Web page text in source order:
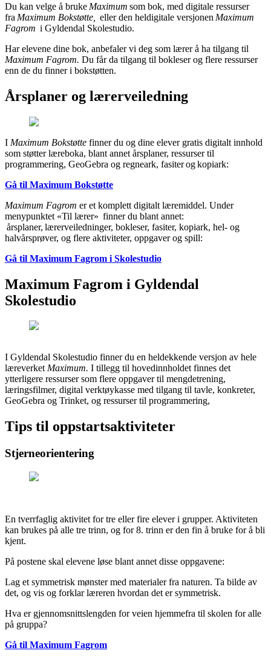
Du kan velge å bruke Maximum som bok, med digitale ressurser
fra Maximum Bokstøtte, eller den heldigitale versjonen Maximum
Fagrom i Gyldendal Skolestudio.
Har elevene dine bok, anbefaler vi deg som lærer å ha tilgang til
Maximum Fagrom. Du får da tilgang til bokleser og flere ressurser
enn de du finner i bokstøtten.
Årsplaner og lærerveiledning
I Maximum Bokstøtte finner du og dine elever gratis digitalt innhold
som støtter læreboka, blant annet årsplaner, ressurser til
programmering, GeoGebra og regneark, fasiter og kopiark:
Gå til Maximum Bokstøtte
Maximum Fagrom er et komplett digitalt læremiddel. Under
menypunktet «Til lærer» finner du blant annet:
årsplaner, lærerveiledninger, bokleser, fasiter, kopiark, hel- og
halvårsprøver, og flere aktiviteter, oppgaver og spill:
Gå til Maximum Fagrom i Skolestudio
Maximum Fagrom i Gyldendal
Skolestudio
I Gyldendal Skolestudio finner du en heldekkende versjon av hele
læreverketMaximum. I tillegg til hovedinnholdet finnes det
ytterligere ressurser som flere oppgaver til mengdetrening,
læringsfilmer, digital verktøykasse med tilgang til tavle, konkreter,
GeoGebra og Trinket, og ressurser til programmering,
Tips til oppstartsaktiviteter
Stjerneorientering
En tverrfaglig aktivitet for tre eller fire elever i grupper. Aktiviteten
kan brukes på alle tre trinn, og for 8. trinn er den fin å bruke for å bli
kjent.
På postene skal elevene løse blant annet disse oppgavene:
Lag et symmetrisk mønster med materialer fra naturen. Ta bilde av
det, og vis og forklar læreren hvordan det er symmetrisk.
Hva er gjennomsnittslengden for veien hjemmefra til skolen for alle
på gruppa?
Gå til Maximum Fagrom